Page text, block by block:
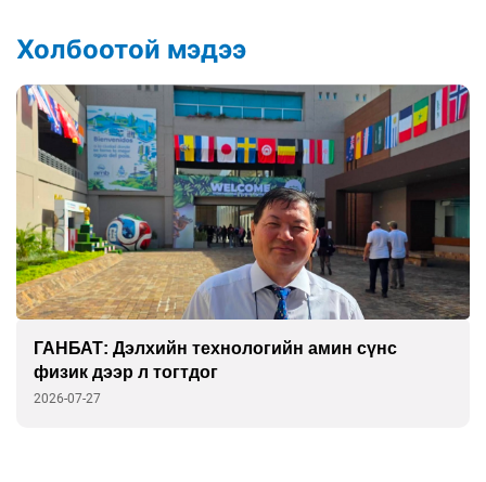
Холбоотой мэдээ
ГАНБАТ: Дэлхийн технологийн амин сүнс
физик дээр л тогтдог
2026-07-27